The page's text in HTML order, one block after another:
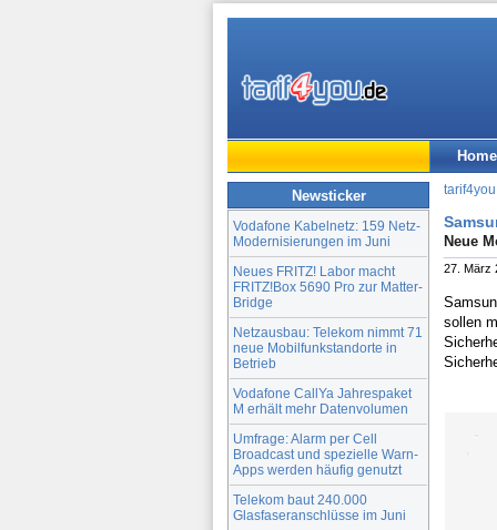
Home
Newsticker
Vodafone Kabelnetz: 159 Netz-
Modernisierungen im Juni
Neues FRITZ! Labor macht
FRITZ!Box 5690 Pro zur Matter-
Bridge
Netzausbau: Telekom nimmt 71
neue Mobilfunkstandorte in
Betrieb
Vodafone CallYa Jahrespaket
M erhält mehr Datenvolumen
Umfrage: Alarm per Cell
Broadcast und spezielle Warn-
Apps werden häufig genutzt
Telekom baut 240.000
Glasfaseranschlüsse im Juni
Neue
27. März
sollen